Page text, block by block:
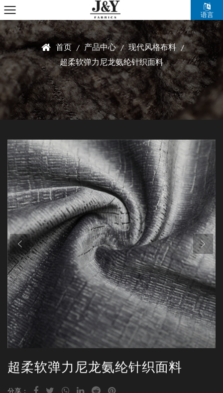
语言
首页 / 产品中心 / 现代风格布料 /
超柔软弹力尼龙氨纶针织面料
超柔软弹力尼龙氨纶针织面料
分享：